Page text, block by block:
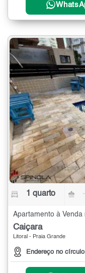
1 quarto
Apartamento à
Caiçara
Litoral - Praia Grande
Endereço no